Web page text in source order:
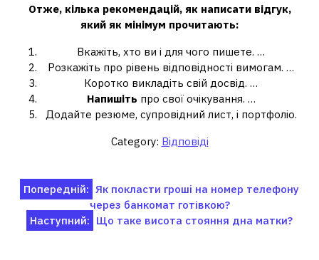
Отже, кілька рекомендацій, як написати відгук,
який як мінімум прочитають:
Вкажіть, хто ви і для чого пишете. …
Розкажіть про рівень відповідності вимогам. …
Коротко викладіть свій досвід. …
Напишіть про свої очікування. …
Додайте резюме, супровідний лист, і портфоліо.
Category: Відповіді
Навігація
записів
Попередній: Як покласти гроші на номер телефону
через банкомат готівкою?
Наступний: Що таке висота стояння дна матки?